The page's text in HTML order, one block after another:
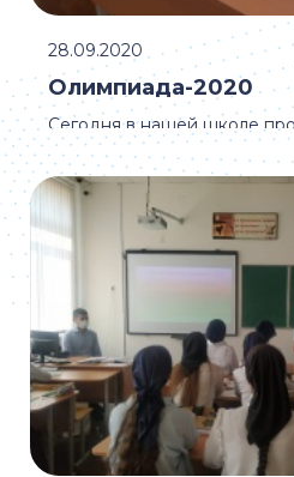
Сегодня в нашей школе
олимпиады по русскому
Олимпиада-2020
28.09.2020